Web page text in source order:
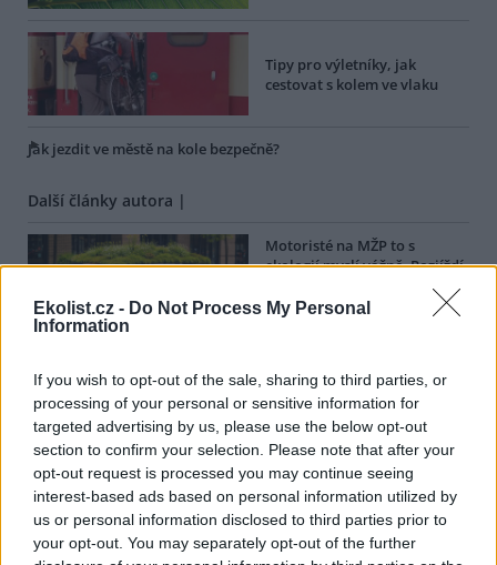
Ekolist.cz - Do Not Process My Personal
Information
If you wish to opt-out of the sale, sharing to third parties, or
processing of your personal or sensitive information for
targeted advertising by us, please use the below opt-out
section to confirm your selection. Please note that after your
opt-out request is processed you may continue seeing
interest-based ads based on personal information utilized by
us or personal information disclosed to third parties prior to
your opt-out. You may separately opt-out of the further
Tipy pro výletníky, jak
cestovat s kolem ve vlaku
Jak jezdit ve městě na kole bezpečně?
Další články autora |
Motoristé na MŽP to s
ekologií myslí vážně. Rozjíždí
autům
ložisko lithia! Polsko už
zahájilo těžbu
Jaké budou lesy budoucnosti?
Hůř se v nich budou sbírat
houby, ale budou odolnější
než ty dnešní